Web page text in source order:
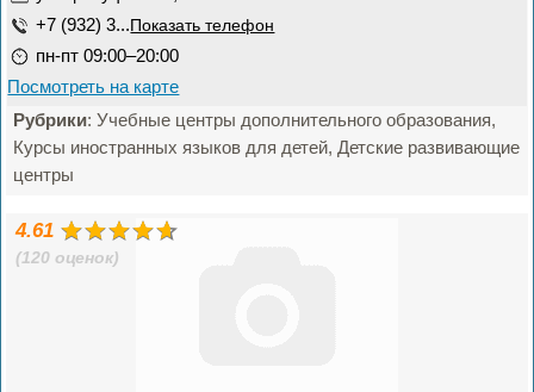
+7 (932) 3... Показать телефон
пн-пт 09:00–20:00
Посмотреть на карте
Рубрики: Учебные центры дополнительного образования,
Курсы иностранных языков для детей, Детские развивающие
центры
4.61
(120 оценок)